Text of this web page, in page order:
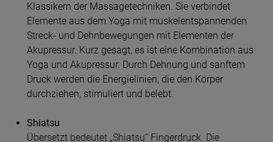
Klassikern der Massagetechniken. Sie verbindet
Elemente aus dem Yoga mit muskelentspannenden
Streck- und Dehnbewegungen mit Elementen der
Akupressur. Kurz gesagt, es ist eine Kombination aus
Yoga und Akupressur. Durch Dehnung und sanftem
Druck werden die Energielinien, die den Körper
durchziehen, stimuliert und belebt.
Shiatsu
Übersetzt bedeutet „Shiatsu“ Fingerdruck. Die